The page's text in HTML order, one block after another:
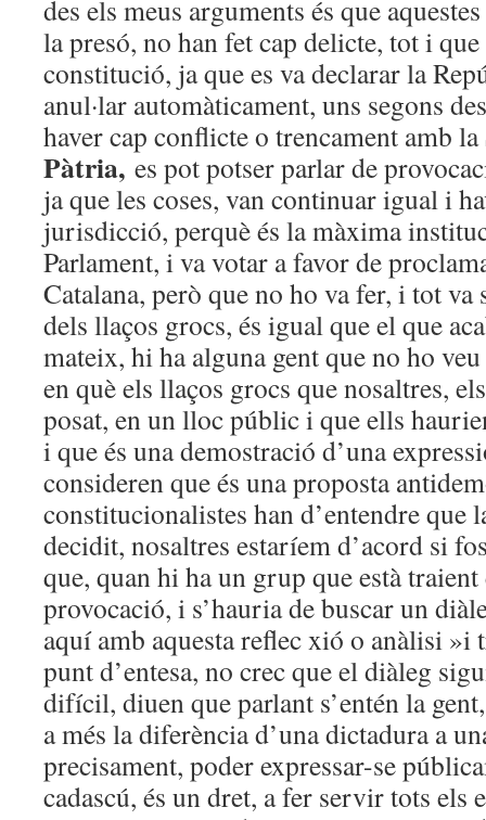
des els meus arguments és que
la presó, no han fet cap delicte, tot i
constitució, ja que es va declarar la
anul·lar automàticament, uns segons
haver cap conflicte o trencament amb la
Pàtria,es pot potser parlar de
ja que les coses, van continuar igual i
jurisdicció, perquè és la màxima
Parlament, i va votar a favor de
Catalana, però que no ho va fer, i tot
dels llaços grocs, és igual que el que
mateix, hi ha alguna gent que no ho
en què els llaços grocs que nosaltres,
posat, en un lloc públic i que ells
i que és una demostració d’una
consideren que és una proposta
constitucionalistes han d’entendre que
decidit, nosaltres estaríem d’acord si
que, quan hi ha un grup que està traient
provocació, i s’hauria de buscar un
aquí amb aquesta reflec xió o anàlisi »i
punt d’entesa, no crec que el diàleg
difícil, diuen que parlant s’entén la
a més la diferència d’una dictadura a
precisament, poder expressar-se
cadascú, és un dret, a fer servir tots els